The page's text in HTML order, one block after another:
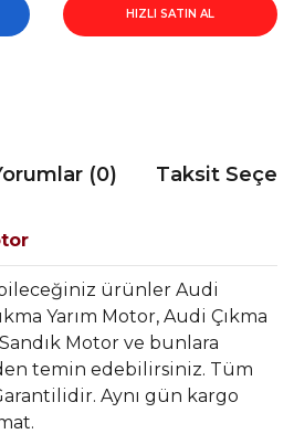
HIZLI SATIN AL
(0) Taksit
ürünler Audi
Yarım Motor, Audi Çıkma
Motor ve bunlara
temin edebilirsiniz. Tüm
Aynı gün kargo